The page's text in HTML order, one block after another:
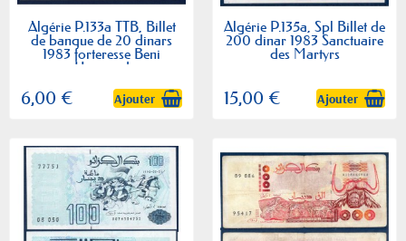
Algérie P.133a TTB, Billet
de banque de 20 dinars
1983 forteresse Beni
Hammad
6,00 € Ajouter
Algérie P.135a, Spl Billet de
200 dinar 1983 Sanctuaire
des Martyrs
15,00 € Ajouter